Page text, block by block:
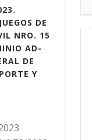
DE
NRO. 15
AD-
DE
Y